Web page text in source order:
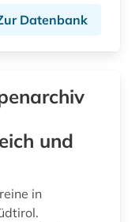
Datenbank
und
in